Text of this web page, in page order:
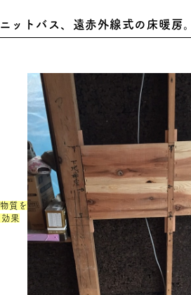
トバス、遠赤外線式の床暖房。
質を
果